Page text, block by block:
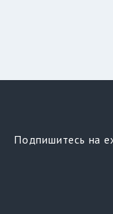
Подпишитесь на